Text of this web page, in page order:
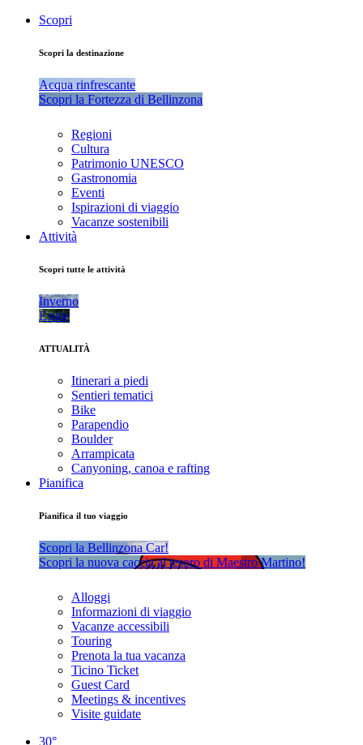
Scopri
Scopri la destinazione
Acqua rinfrescante
Scopri la Fortezza di Bellinzona
Regioni
Cultura
Patrimonio UNESCO
Gastronomia
Eventi
Ispirazioni di viaggio
Vacanze sostenibili
Attività
Scopri tutte le attività
Inverno
Estate
ATTUALITÀ
Itinerari a piedi
Sentieri tematici
Bike
Parapendio
Boulder
Arrampicata
Canyoning, canoa e rafting
Pianifica
Pianifica il tuo viaggio
Scopri la Bellinzona Car!
Scopri la nuova caccia al tesoro di Maestro Martino!
Alloggi
Informazioni di viaggio
Vacanze accessibili
Touring
Prenota la tua vacanza
Ticino Ticket
Guest Card
Meetings & incentives
Visite guidate
30°